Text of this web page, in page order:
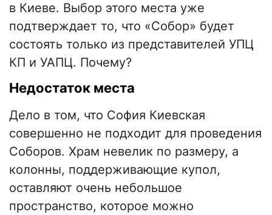
в Киеве. Выбор этого места уже
подтверждает то, что «Собор» будет
состоять только из представителей УПЦ
КП и УАПЦ. Почему?
Недостаток места
Дело в том, что София Киевская
совершенно не подходит для проведения
Соборов. Храм невелик по размеру, а
колонны, поддерживающие купол,
оставляют очень небольшое
пространство, которое можно